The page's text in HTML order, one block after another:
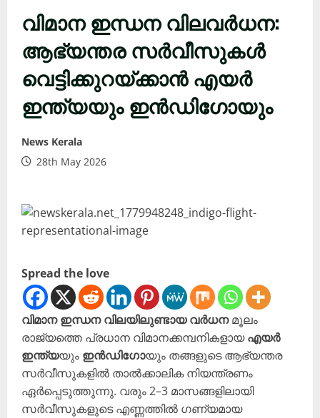
വിമാന ഇന്ധന വിലവർധന:
ആഭ്യന്തര സർവീസുകൾ
വെട്ടിക്കുറയ്ക്കാൻ എയർ
ഇന്ത്യയും ഇൻഡിഗോയും
News Kerala
28th May 2026
Spread the love
വിമാന ഇന്ധന വിലയിലുണ്ടായ വർധനമൂലം
രാജ്യത്തെ പ്രധാന വിമാനക്കമ്പനികളായഎയർ
ഇന്ത്യയും ഇൻഡിഗോയും തങ്ങളുടെ ആഭ്യന്തര
സർവീസുകളിൽ താൽക്കാലിക നിയന്ത്രണം
ഏർപ്പെടുത്തുന്നു. വരും 2–3 മാസങ്ങളിലായി
സർവീസുകളുടെ എണ്ണത്തിൽ ഗണ്യമായ